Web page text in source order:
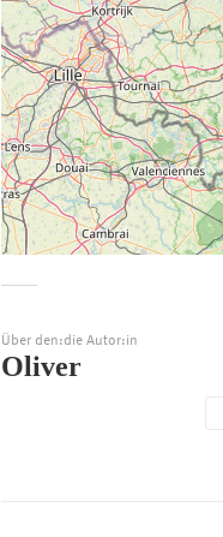
Über den:die Autor:in
Oliver